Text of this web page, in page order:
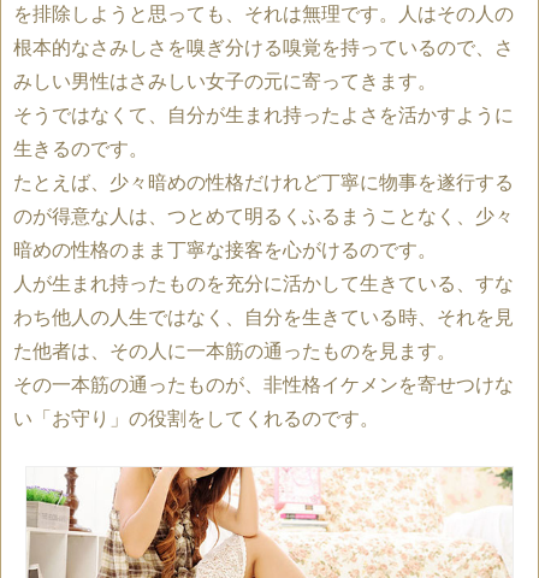
を排除しようと思っても、それは無理です。人はその人の
根本的なさみしさを嗅ぎ分ける嗅覚を持っているので、さ
みしい男性はさみしい女子の元に寄ってきます。
そうではなくて、自分が生まれ持ったよさを活かすように
生きるのです。
たとえば、少々暗めの性格だけれど丁寧に物事を遂行する
のが得意な人は、つとめて明るくふるまうことなく、少々
暗めの性格のまま丁寧な接客を心がけるのです。
人が生まれ持ったものを充分に活かして生きている、すな
わち他人の人生ではなく、自分を生きている時、それを見
た他者は、その人に一本筋の通ったものを見ます。
その一本筋の通ったものが、非性格イケメンを寄せつけな
い「お守り」の役割をしてくれるのです。